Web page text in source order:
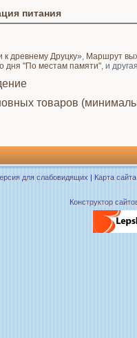
питания
к древнему Друцку», Маршрут
дня "По местам памяти", и другая
товаров
для слабовидящих | Карта сайта
Конструктор